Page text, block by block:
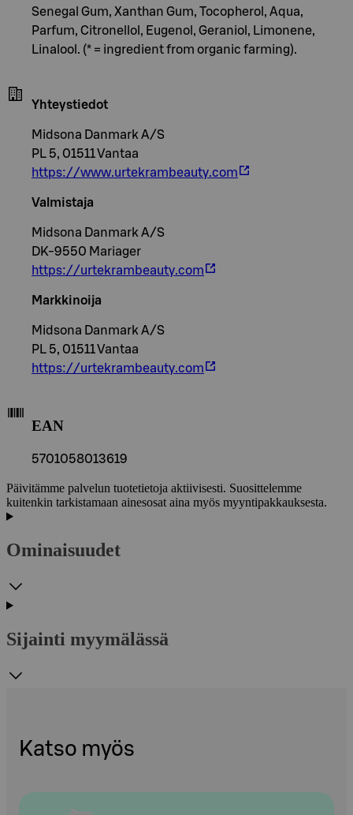
Senegal Gum, Xanthan Gum, Tocopherol, Aqua,
Parfum, Citronellol, Eugenol, Geraniol, Limonene,
Linalool. (* = ingredient from organic farming).
Yhteystiedot
Midsona Danmark A/S
PL 5, 01511 Vantaa
https://www.urtekrambeauty.com
Valmistaja
Midsona Danmark A/S
DK-9550 Mariager
https://urtekrambeauty.com
Markkinoija
Midsona Danmark A/S
PL 5, 01511 Vantaa
https://urtekrambeauty.com
EAN
5701058013619
Päivitämme palvelun tuotetietoja aktiivisesti. Suosittelemme
kuitenkin tarkistamaan ainesosat aina myös myyntipakkauksesta.
Ominaisuudet
Sijainti myymälässä
Katso myös